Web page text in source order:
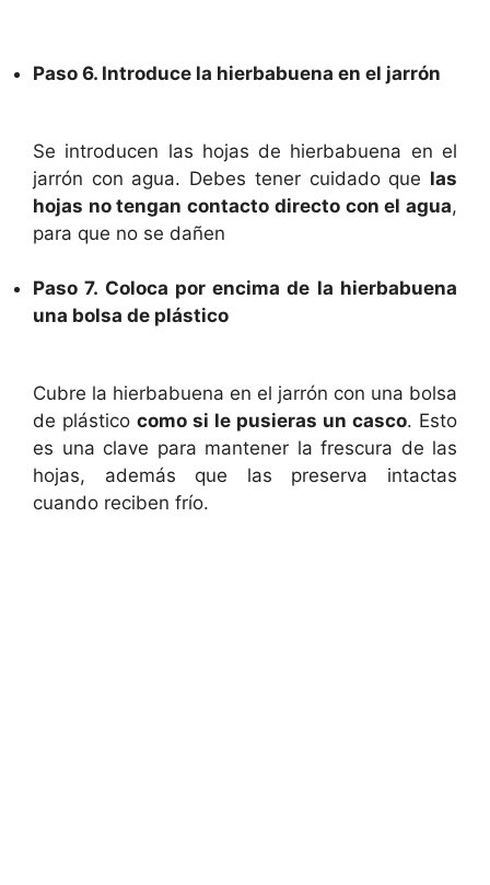
Paso 6. Introduce la hierbabuena en el jarrón
Se introducen las hojas de hierbabuena en el
jarrón con agua. Debes tener cuidado que las
hojas no tengan contacto directo con el agua,
para que no se dañen
Paso 7. Coloca por encima de la hierbabuena
una bolsa de plástico
Cubre la hierbabuena en el jarrón con una bolsa
de plástico como si le pusieras un casco. Esto
es una clave para mantener la frescura de las
hojas, además que las preserva intactas
cuando reciben frío.